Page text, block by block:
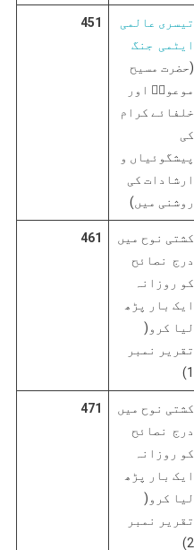
تیسری عالمی
ایٹمی جنگ
(حضرت مسیح
موعودؑ اور
خلفائے کرام
کی
پیشگوئیاں و
ارشادات کی
روشنی میں)
451
کشتی نوح میں
درج نصائح
کو روزانہ
ایک بار پڑھ
لیا کرو(
تقریر نمبر
1)
461
کشتی نوح میں
درج نصائح
کو روزانہ
ایک بار پڑھ
لیا کرو(
تقریر نمبر
2)
471